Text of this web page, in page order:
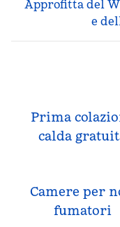
Approfitta del
e
Prima
calda
Camere per
fumatori